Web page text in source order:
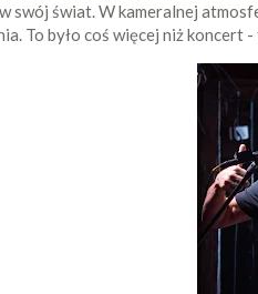
swój świat. W kameralnej
To było coś więcej niż koncert